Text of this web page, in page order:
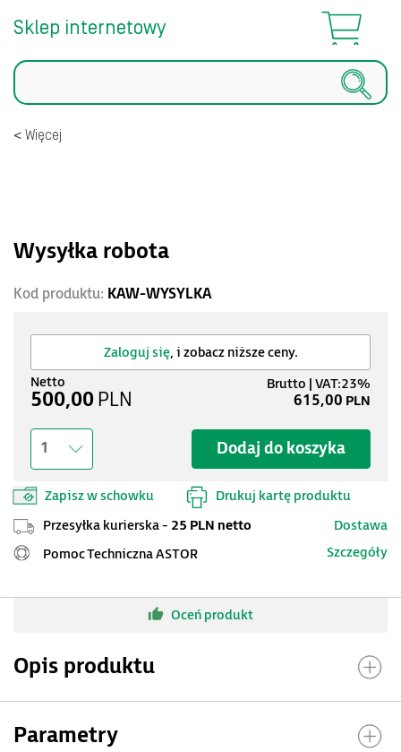
Sklep internetowy
Szukaj
Więcej
Wysyłka robota
Kod produktu: KAW-WYSYLKA
Zaloguj się, i zobacz niższe ceny.
Dodaj do koszyka
1
Zapisz w schowku Drukuj kartę produktu
500,00 PLN 615,00 PLN
Przesyłka kurierska - 25 PLN netto
Dostawa
Pomoc Techniczna ASTOR
Szczegóły
Oceń produkt
Opis produktu
Parametry